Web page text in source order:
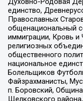
единство,
Православных
общенациональный
иммиграции, Кровь и
религиозных
общественного
национальное
Болельщиков
Файзрахманисты,
п. Боровский,
Щелковского